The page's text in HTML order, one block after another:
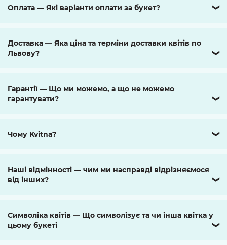
Оплата — Які варіанти оплати за букет? ❯
Доставка — Яка ціна та терміни доставки квітів по
Львову?
❯
Гарантії — Що ми можемо, а що не можемо
гарантувати?
❯
Чому Kvitna? ❯
Наші відмінності — чим ми насправді відрізняємося
від інших?
❯
Символіка квітів — Що символізує та чи інша квітка у
цьому букеті
❯